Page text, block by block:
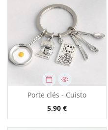
Porte clés - Cuisto
5,90 €